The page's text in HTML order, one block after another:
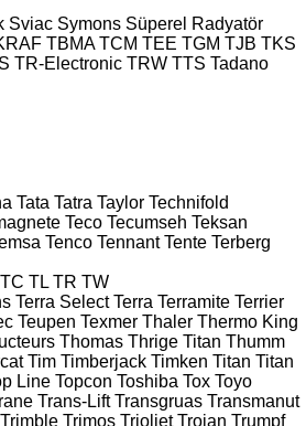
Sviac Symons Süperel Radyatör
TBMA TCM TEE TGM TJB TKS
TR-Electronic TRW TTS Tadano
Tata Tatra Taylor Technifold
Teco Tecumseh Teksan
Tenco Tennant Tente Terberg
TC TL TR TW
Terra Select Terra Terramite Terrier
Teupen Texmer Thaler Thermo King
Thomas Thrige Titan Thumm
Tim Timberjack Timken Titan Titan
Line Topcon Toshiba Tox Toyo
Trans-Lift Transgruas Transmanut
Trimble Trimos Trioliet Trojan Trumpf